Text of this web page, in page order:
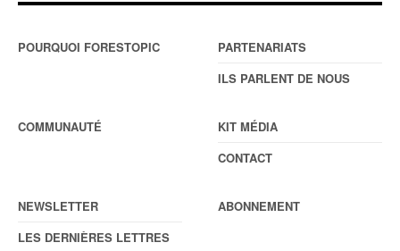
POURQUOI FORESTOPIC
PARTENARIATS
ILS PARLENT DE NOUS
COMMUNAUTÉ
KIT MÉDIA
CONTACT
NEWSLETTER
LES DERNIÈRES LETTRES
ABONNEMENT